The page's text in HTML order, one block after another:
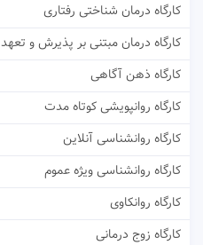
کارگاه درمان شناختی رفتاری
کارگاه درمان مبتنی بر پذیرش و تعهد
کارگاه ذهن آگاهی
کارگاه روانپویشی کوتاه مدت
کارگاه روانشناسی آنلاین
کارگاه روانشناسی ویژه عموم
کارگاه روانکاوی
کارگاه زوج درمانی